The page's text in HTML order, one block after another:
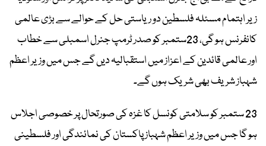
زیر اہتمام مسئلہ فلسطین دو ریاستی حل کے حوالے سے بڑی عالمی
کانفرنس ہو گی، 23ستمبر کو صدر ٹرمپ جنرل اسمبلی سے خطاب
اور عالمی قائدین کے اعزاز میں استقبالیہ دیں گے جس میں وزیر اعظم
شہباز شریف بھی شریک ہوں گے۔
23 ستمبر کو سلامتی کونسل کا غزہ کی صورتحال پر خصوصی اجلاس
ہو گا جس میں وزیر اعظم شہباز پاکستان کی نمائندگی اور فلسطینی